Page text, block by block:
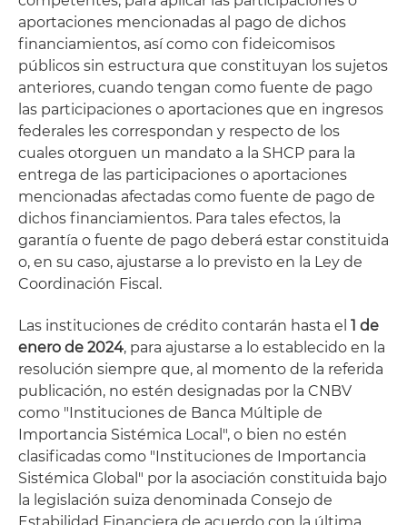
aportaciones mencionadas al pago de dichos
financiamientos, así como con fideicomisos
públicos sin estructura que constituyan los sujetos
anteriores, cuando tengan como fuente de pago
las participaciones o aportaciones que en ingresos
federales les correspondan y respecto de los
cuales otorguen un mandato a la SHCP para la
entrega de las participaciones o aportaciones
mencionadas afectadas como fuente de pago de
dichos financiamientos. Para tales efectos, la
garantía o fuente de pago deberá estar constituida
o, en su caso, ajustarse a lo previsto en la Ley de
Coordinación Fiscal.
Las instituciones de crédito contarán hasta el 1 de
enero de 2024, para ajustarse a lo establecido en la
resolución siempre que, al momento de la referida
publicación, no estén designadas por la CNBV
como "Instituciones de Banca Múltiple de
Importancia Sistémica Local", o bien no estén
clasificadas como "Instituciones de Importancia
Sistémica Global" por la asociación constituida bajo
la legislación suiza denominada Consejo de